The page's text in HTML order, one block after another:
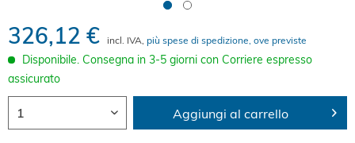
326,12 € incl. IVA, più spese di spedizione, ove previste
Disponibile. Consegna in 3-5 giorni con Corriere espresso
assicurato
Aggiungi al carrello